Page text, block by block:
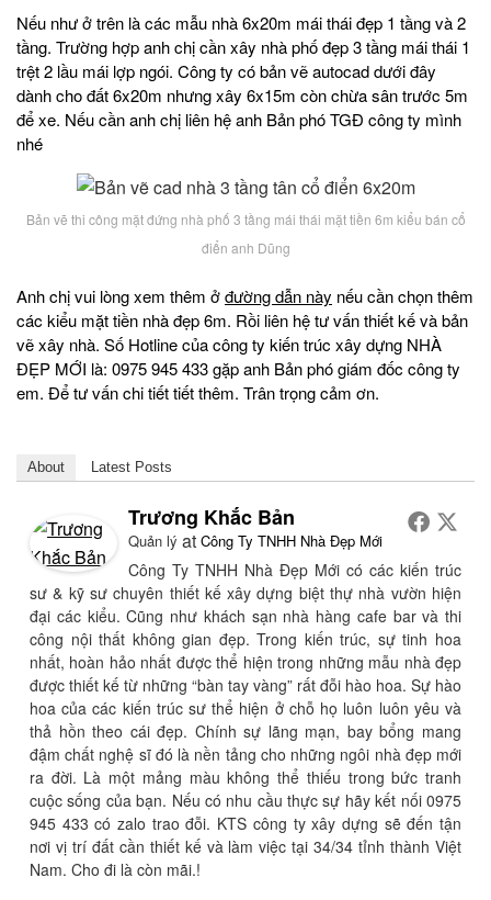
Nếu như ở trên là các mẫu nhà 6x20m mái thái đẹp 1 tầng và 2
tầng. Trường hợp anh chị cần xây nhà phố đẹp 3 tầng mái thái 1
trệt 2 lầu mái lợp ngói. Công ty có bản vẽ autocad dưới đây
dành cho đất 6x20m nhưng xây 6x15m còn chừa sân trước 5m
để xe. Nếu cần anh chị liên hệ anh Bản phó TGĐ công ty mình
nhé
Bản vẽ thi công mặt đứng nhà phố 3 tầng mái thái mặt tiền 6m kiểu bán cổ
điển anh Dũng
Anh chị vui lòng xem thêm ởđường dẫn này nếu cần chọn thêm
các kiểu mặt tiền nhà đẹp 6m. Rồi liên hệ tư vấn thiết kế và bản
vẽ xây nhà. Số Hotline của công ty kiến trúc xây dựng NHÀ
ĐẸP MỚI là: 0975 945 433 gặp anh Bản phó giám đốc công ty
em. Để tư vấn chi tiết tiết thêm. Trân trọng cảm ơn.
About Latest Posts
Trương Khắc Bản
Quản lý at Công Ty TNHH Nhà Đẹp Mới
Công Ty TNHH Nhà Đẹp Mới có các kiến trúc
sư & kỹ sư chuyên thiết kế xây dựng biệt thự nhà vườn hiện
đại các kiểu. Cũng như khách sạn nhà hàng cafe bar và thi
công nội thất không gian đẹp. Trong kiến trúc, sự tinh hoa
nhất, hoàn hảo nhất được thể hiện trong những mẫu nhà đẹp
được thiết kế từ những “bàn tay vàng” rất đỗi hào hoa. Sự hào
hoa của các kiến trúc sư thể hiện ở chỗ họ luôn luôn yêu và
thả hồn theo cái đẹp. Chính sự lãng mạn, bay bổng mang
đậm chất nghệ sĩ đó là nền tảng cho những ngôi nhà đẹp mới
ra đời. Là một mảng màu không thể thiếu trong bức tranh
cuộc sống của bạn. Nếu có nhu cầu thực sự hãy kết nối 0975
945 433 có zalo trao đỗi. KTS công ty xây dựng sẽ đến tận
nơi vị trí đất cần thiết kế và làm việc tại 34/34 tỉnh thành Việt
Nam. Cho đi là còn mãi.!